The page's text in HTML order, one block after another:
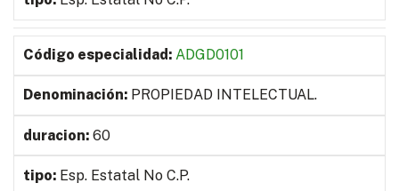
ADGD0101
PROPIEDAD INTELECTUAL.
60
Esp. Estatal No C.P.